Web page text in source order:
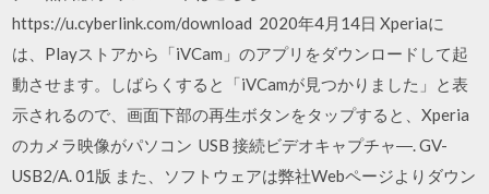
https://u.cyberlink.com/download 2020年4月14日 Xperiaに
は、Playストアから「iVCam」のアプリをダウンロードして起
動させます。しばらくすると「iVCamが見つかりました」と表
示されるので、画面下部の再生ボタンをタップすると、Xperia
のカメラ映像がパソコン USB 接続ビデオキャプチャ―. GV-
USB2/A. 01版 また、ソフトウェアは弊社Webページよりダウン